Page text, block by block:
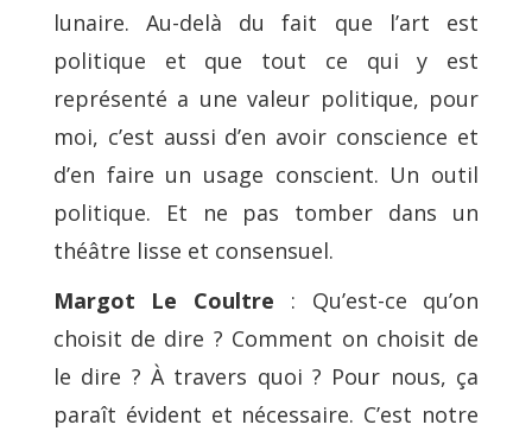
lunaire. Au-delà du fait que l’art est
politique et que tout ce qui y est
représenté a une valeur politique, pour
moi, c’est aussi d’en avoir conscience et
d’en faire un usage conscient. Un outil
politique. Et ne pas tomber dans un
théâtre lisse et consensuel.
Margot Le Coultre : Qu’est-ce qu’on
choisit de dire ? Comment on choisit de
le dire ? À travers quoi ? Pour nous, ça
paraît évident et nécessaire. C’est notre